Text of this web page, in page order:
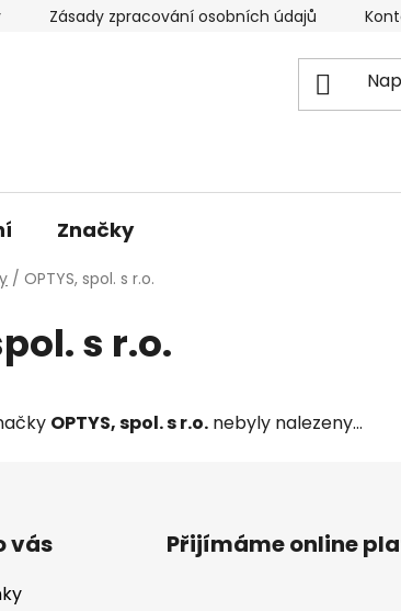
Zásady zpracování osobních údajů
Značky
/ OPTYS, spol. s r.o.
s r.o.
OPTYS, spol. s r.o. nebyly nalezeny...
vás Přijímáme online